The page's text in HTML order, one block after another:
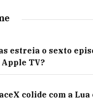
estreia o sexto
TV?
colide com a Lua